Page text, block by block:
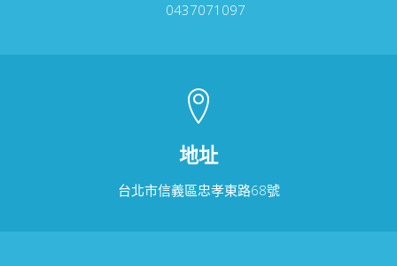
0437071097
地址
台北市信義區忠孝東路68號